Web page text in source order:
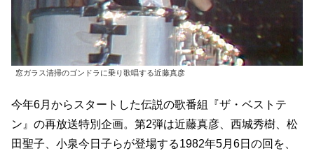
窓ガラス清掃のゴンドラに乗り歌唱する近藤真彦
今年6月からスタートした伝説の歌番組『ザ・ベストテ
ン』の再放送特別企画。第2弾は近藤真彦、西城秀樹、松
田聖子、小泉今日子らが登場する1982年5月6日の回を、